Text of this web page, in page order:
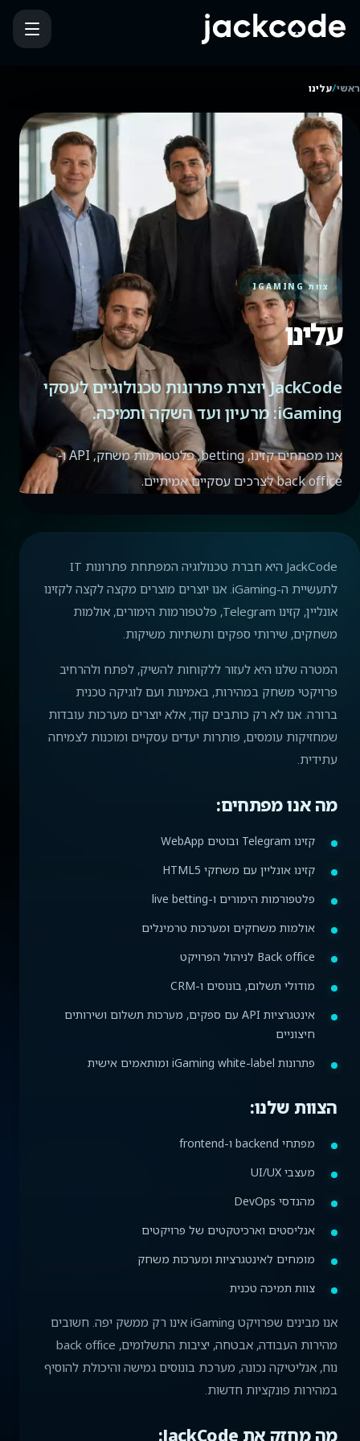
ראשי/עלינו
צוות IGAMING
עלינו
JackCode יוצרת פתרונות טכנולוגיים לעסקי
iGaming: מרעיון ועד השקה ותמיכה.
אנו מפתחים קזינו, betting, פלטפורמות משחק, API ו-
back office לצרכים עסקיים אמיתיים.
JackCode היא חברת טכנולוגיה המפתחת פתרונות IT
לתעשיית ה-iGaming. אנו יוצרים מוצרים מקצה לקצה לקזינו
אונליין, קזינו Telegram, פלטפורמות הימורים, אולמות
משחקים, שירותי ספקים ותשתיות משיקות.
המטרה שלנו היא לעזור ללקוחות להשיק, לפתח ולהרחיב
פרויקטי משחק במהירות, באמינות ועם לוגיקה טכנית
ברורה. אנו לא רק כותבים קוד, אלא יוצרים מערכות עובדות
שמחזיקות עומסים, פותרות יעדים עסקיים ומוכנות לצמיחה
עתידית.
מה אנו מפתחים:
קזינו Telegram ובוטים WebApp
קזינו אונליין עם משחקי HTML5
פלטפורמות הימורים ו-live betting
אולמות משחקים ומערכות טרמינלים
Back office לניהול הפרויקט
מודולי תשלום, בונוסים ו-CRM
אינטגרציות API עם ספקים, מערכות תשלום ושירותים
חיצוניים
פתרונות iGaming white-label ומותאמים אישית
הצוות שלנו:
מפתחי backend ו-frontend
מעצבי UI/UX
מהנדסי DevOps
אנליסטים וארכיטקטים של פרויקטים
מומחים לאינטגרציות ומערכות משחק
צוות תמיכה טכנית
אנו מבינים שפרויקט iGaming אינו רק ממשק יפה. חשובים
מהירות העבודה, אבטחה, יציבות התשלומים, back office
נוח, אנליטיקה נכונה, מערכת בונוסים גמישה והיכולת להוסיף
במהירות פונקציות חדשות.
מה מחזק את JackCode: